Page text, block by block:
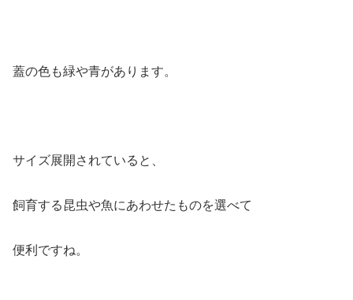
蓋の色も緑や青があります。
サイズ展開されていると、
飼育する昆虫や魚にあわせたものを選べて
便利ですね。